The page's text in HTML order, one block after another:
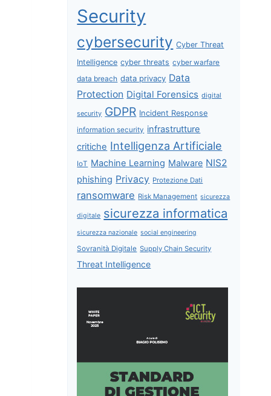
Security
cybersecurity Cyber Threat
Intelligence cyber threats cyber warfare
data breach data privacy Data
Protection Digital Forensics digital
security GDPR Incident Response
information security infrastrutture
critiche Intelligenza Artificiale
IoT Machine Learning Malware NIS2
phishing Privacy Protezione Dati
ransomware Risk Management sicurezza
digitale sicurezza informatica
sicurezza nazionale social engineering
Sovranità Digitale Supply Chain Security
Threat Intelligence